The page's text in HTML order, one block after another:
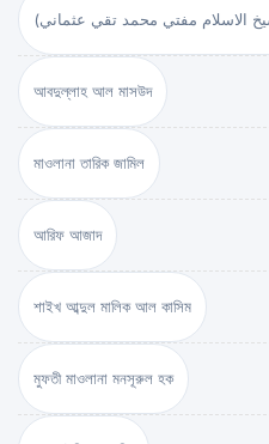
আবদুল্লাহ আল মাসউদ
মাওলানা তারিক জামিল
আরিফ আজাদ
শাইখ আব্দুল মালিক আল কাসিম
মুফতী মাওলানা মনসূরুল হক